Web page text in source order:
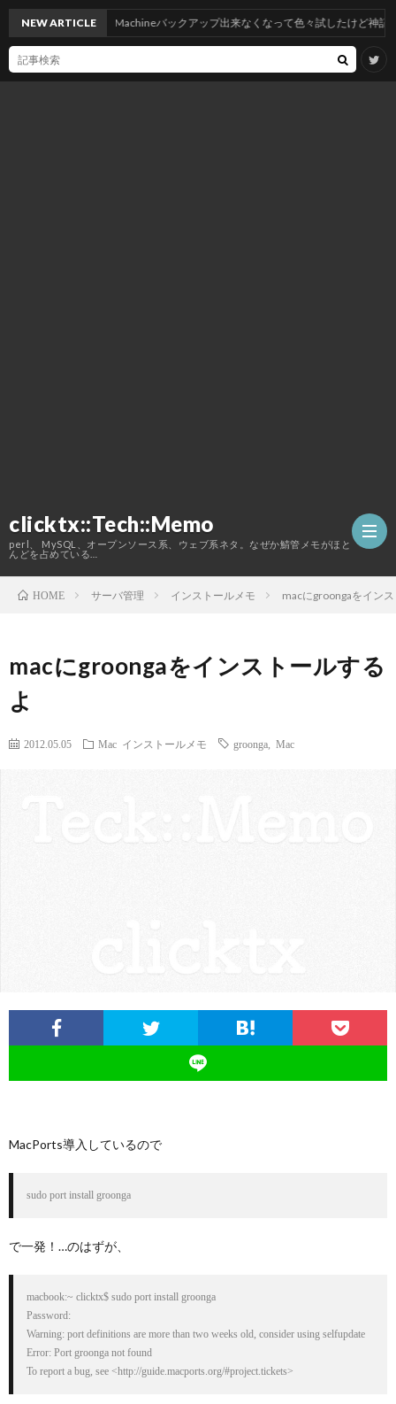
clicktx::Tech::Memo
perl、 MySQL、オープンソース系、ウェブ系ネタ。なぜか鯖管メモがほと
んどを占めている…
ー
こ
い
NEW ARTICLE
へTimeMachineバックアップ出来なくなって色々試したけど神記事のおかげ
HOME サーバ管理 インストールメモ macにgroongaをイン
macにgroongaをインストールする
よ
2012.05.05 Mac インストールメモ groonga Mac
MacPorts導入しているので
sudo port install groonga
で一発！…のはずが、
macbook:~ clicktx$ sudo port install groonga
Password:
Warning: port definitions are more than two weeks old, consider using selfupdate
Error: Port groonga not found
To report a bug, see <http://guide.macports.org/#project.tickets>